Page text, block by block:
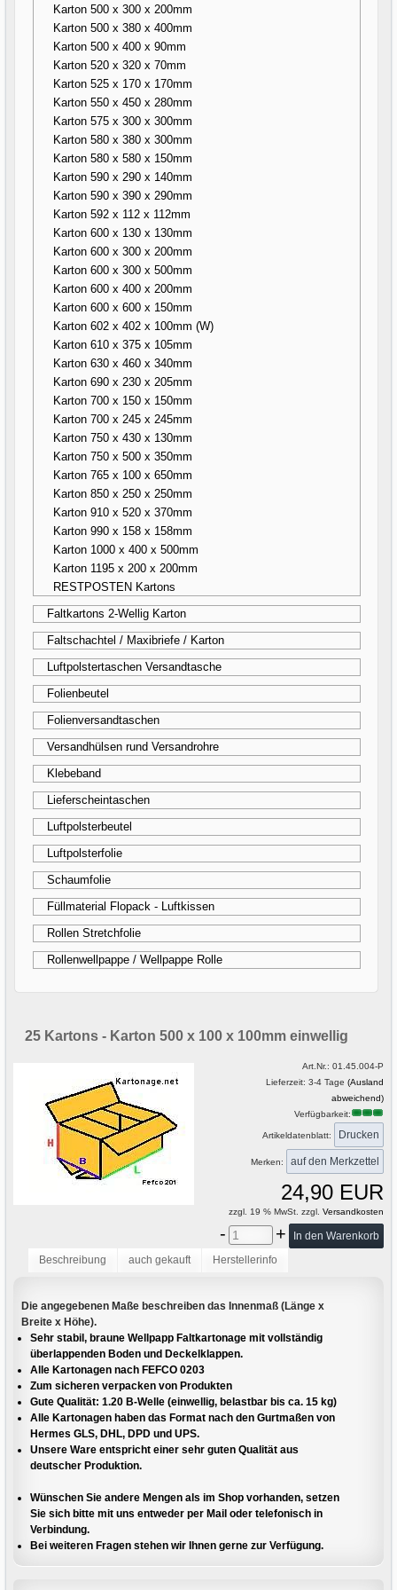
Karton 500 x 300 x 200mm
Karton 500 x 380 x 400mm
Karton 500 x 400 x 90mm
Karton 520 x 320 x 70mm
Karton 525 x 170 x 170mm
Karton 550 x 450 x 280mm
Karton 575 x 300 x 300mm
Karton 580 x 380 x 300mm
Karton 580 x 580 x 150mm
Karton 590 x 290 x 140mm
Karton 590 x 390 x 290mm
Karton 592 x 112 x 112mm
Karton 600 x 130 x 130mm
Karton 600 x 300 x 200mm
Karton 600 x 300 x 500mm
Karton 600 x 400 x 200mm
Karton 600 x 600 x 150mm
Karton 602 x 402 x 100mm (W)
Karton 610 x 375 x 105mm
Karton 630 x 460 x 340mm
Karton 690 x 230 x 205mm
Karton 700 x 150 x 150mm
Karton 700 x 245 x 245mm
Karton 750 x 430 x 130mm
Karton 750 x 500 x 350mm
Karton 765 x 100 x 650mm
Karton 850 x 250 x 250mm
Karton 910 x 520 x 370mm
Karton 990 x 158 x 158mm
Karton 1000 x 400 x 500mm
Karton 1195 x 200 x 200mm
RESTPOSTEN Kartons
Faltkartons 2-Wellig Karton
Faltschachtel / Maxibriefe / Karton
Luftpolstertaschen Versandtasche
Folienbeutel
Folienversandtaschen
Versandhülsen rund Versandrohre
Klebeband
Lieferscheintaschen
Luftpolsterbeutel
Luftpolsterfolie
Schaumfolie
Füllmaterial Flopack - Luftkissen
Rollen Stretchfolie
Rollenwellpappe / Wellpappe Rolle
25 Kartons - Karton 500 x 100 x 100mm einwellig
Art.Nr.: 01.45.004-P
Lieferzeit: 3-4 Tage (Ausland
abweichend)
Verfügbarkeit:
Artikeldatenblatt: Drucken
Merken:
24,90 EUR
zzgl. 19 % MwSt. zzgl. Versandkosten
- +
Beschreibung auch gekauft Herstellerinfo
Die angegebenen Maße beschreiben das Innenmaß (Länge x
Breite x Höhe).
Sehr stabil, braune Wellpapp Faltkartonage mit vollständig
überlappenden Boden und Deckelklappen.
Alle Kartonagen nach FEFCO 0203
Zum sicheren verpacken von Produkten
Gute Qualität: 1.20 B-Welle (einwellig, belastbar bis ca. 15 kg)
Alle Kartonagen haben das Format nach den Gurtmaßen von
Hermes GLS, DHL, DPD und UPS.
Unsere Ware entspricht einer sehr guten Qualität aus
deutscher Produktion.
Wünschen Sie andere Mengen als im Shop vorhanden, setzen
Sie sich bitte mit uns entweder per Mail oder telefonisch in
Verbindung.
Bei weiteren Fragen stehen wir Ihnen gerne zur Verfügung.